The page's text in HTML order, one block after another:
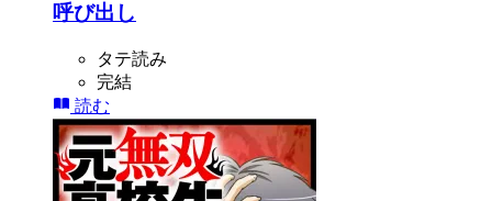
呼び出し
タテ読み
完結
読む